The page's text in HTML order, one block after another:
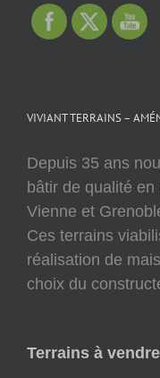
VIVIANT TERRAINS –
Depuis 35 ans
bâtir de qualité
Vienne et
Ces terrains
réalisation de
choix du
Terrains à vendre